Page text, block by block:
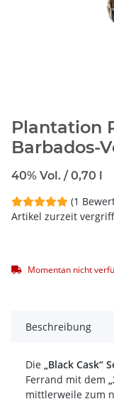
Plantation
Barbados-
40% Vol. / 0,70 l
(1
Artikel zurzeit
Momentan nicht
Beschreibung
Die „Black Cask“
Ferrand mit dem
mittlerweile zum